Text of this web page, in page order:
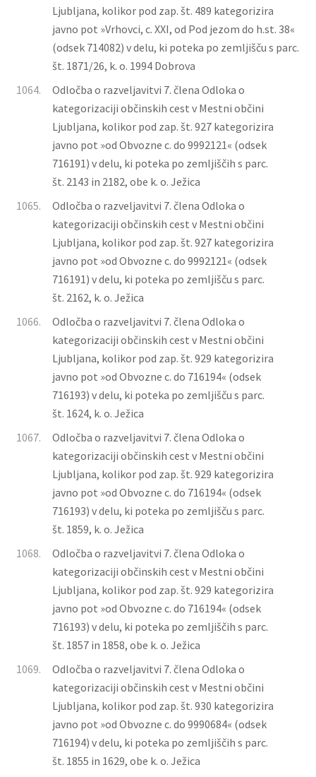
Ljubljana, kolikor pod zap. št. 489 kategorizira
javno pot »Vrhovci, c. XXI, od Pod jezom do h.st. 38«
(odsek 714082) v delu, ki poteka po zemljišču s parc.
št. 1871/26, k. o. 1994 Dobrova
1064.
Odločba o razveljavitvi 7. člena Odloka o
kategorizaciji občinskih cest v Mestni občini
Ljubljana, kolikor pod zap. št. 927 kategorizira
javno pot »od Obvozne c. do 9992121« (odsek
716191) v delu, ki poteka po zemljiščih s parc.
št. 2143 in 2182, obe k. o. Ježica
1065.
Odločba o razveljavitvi 7. člena Odloka o
kategorizaciji občinskih cest v Mestni občini
Ljubljana, kolikor pod zap. št. 927 kategorizira
javno pot »od Obvozne c. do 9992121« (odsek
716191) v delu, ki poteka po zemljišču s parc.
št. 2162, k. o. Ježica
1066.
Odločba o razveljavitvi 7. člena Odloka o
kategorizaciji občinskih cest v Mestni občini
Ljubljana, kolikor pod zap. št. 929 kategorizira
javno pot »od Obvozne c. do 716194« (odsek
716193) v delu, ki poteka po zemljišču s parc.
št. 1624, k. o. Ježica
1067.
Odločba o razveljavitvi 7. člena Odloka o
kategorizaciji občinskih cest v Mestni občini
Ljubljana, kolikor pod zap. št. 929 kategorizira
javno pot »od Obvozne c. do 716194« (odsek
716193) v delu, ki poteka po zemljišču s parc.
št. 1859, k. o. Ježica
1068.
Odločba o razveljavitvi 7. člena Odloka o
kategorizaciji občinskih cest v Mestni občini
Ljubljana, kolikor pod zap. št. 929 kategorizira
javno pot »od Obvozne c. do 716194« (odsek
716193) v delu, ki poteka po zemljiščih s parc.
št. 1857 in 1858, obe k. o. Ježica
1069.
Odločba o razveljavitvi 7. člena Odloka o
kategorizaciji občinskih cest v Mestni občini
Ljubljana, kolikor pod zap. št. 930 kategorizira
javno pot »od Obvozne c. do 9990684« (odsek
716194) v delu, ki poteka po zemljiščih s parc.
št. 1855 in 1629, obe k. o. Ježica